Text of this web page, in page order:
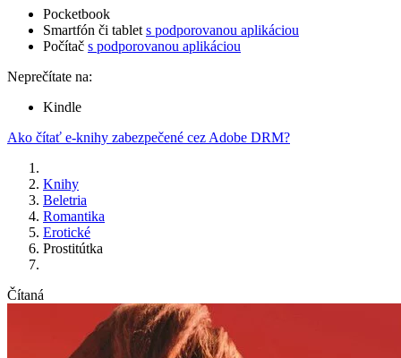
Pocketbook
Smartfón či tablet s podporovanou aplikáciou
Počítač s podporovanou aplikáciou
Neprečítate na:
Kindle
Ako čítať e-knihy zabezpečené cez Adobe DRM?
Knihy
Beletria
Romantika
Erotické
Prostitútka
Čítaná